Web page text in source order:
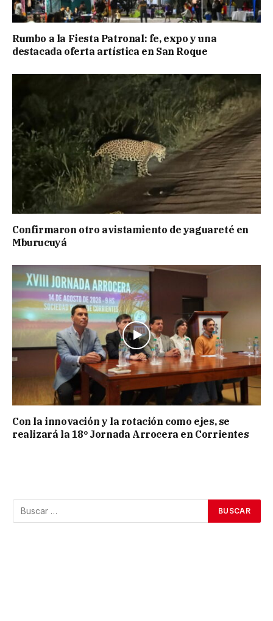
Rumbo a la Fiesta Patronal: fe, expo y una
destacada oferta artística en San Roque
Confirmaron otro avistamiento de yaguareté en
Mburucuyá
Con la innovación y la rotación como ejes, se
realizará la 18º Jornada Arrocera en Corrientes